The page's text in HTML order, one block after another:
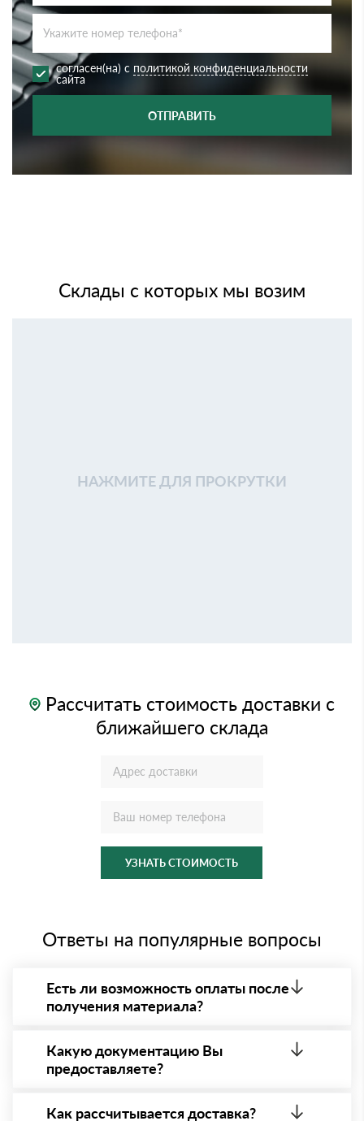
согласен(на) с политикой конфиденциальности
сайта
ОТПРАВИТЬ
Склады с которых мы возим
НАЖМИТЕ ДЛЯ ПРОКРУТКИ
Рассчитать стоимость доставки с
ближайшего склада
УЗНАТЬ СТОИМОСТЬ
Ответы на популярные вопросы
Есть ли возможность оплаты после
получения материала?
- оплата по факту получения товара. При этом,
если доставленный товар был ненадлежащего
качества, то Вы вправе от него отказаться.
Какую документацию Вы
предоставляете?
все сертификаты и паспорта качества, а также
Как рассчитывается доставка?